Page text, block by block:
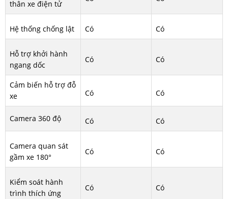
thân xe điện tử
Hệ thống chống lật Có Có
Hỗ trợ khởi hành
ngang dốc
Có Có
Cảm biến hỗ trợ đỗ
xe
Có Có
Camera 360 độ Có Có
Camera quan sát
gầm xe 180°
Có Có
Kiểm soát hành
trình thích ứng
Có Có